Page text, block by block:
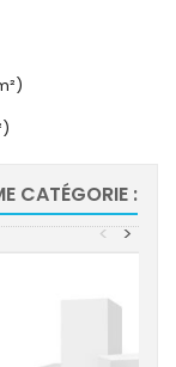
CATÉGORIE :
>
<